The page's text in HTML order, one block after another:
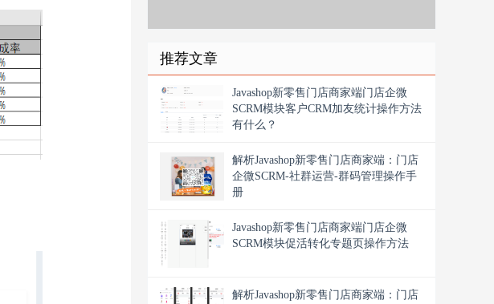
推荐文章
Javashop新零售门店商家端门店企微
SCRM模块客户CRM加友统计操作方法
有什么？
解析Javashop新零售门店商家端：门店
企微SCRM-社群运营-群码管理操作手
册
Javashop新零售门店商家端门店企微
SCRM模块促活转化专题页操作方法
解析Javashop新零售门店商家端：门店